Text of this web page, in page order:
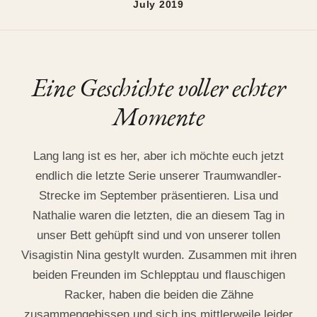
July 2019
Eine Geschichte voller echter
Momente
Lang lang ist es her, aber ich möchte euch jetzt
endlich die letzte Serie unserer Traumwandler-
Strecke im September präsentieren. Lisa und
Nathalie waren die letzten, die an diesem Tag in
unser Bett gehüpft sind und von unserer tollen
Visagistin Nina gestylt wurden. Zusammen mit ihren
beiden Freunden im Schlepptau und flauschigen
Racker, haben die beiden die Zähne